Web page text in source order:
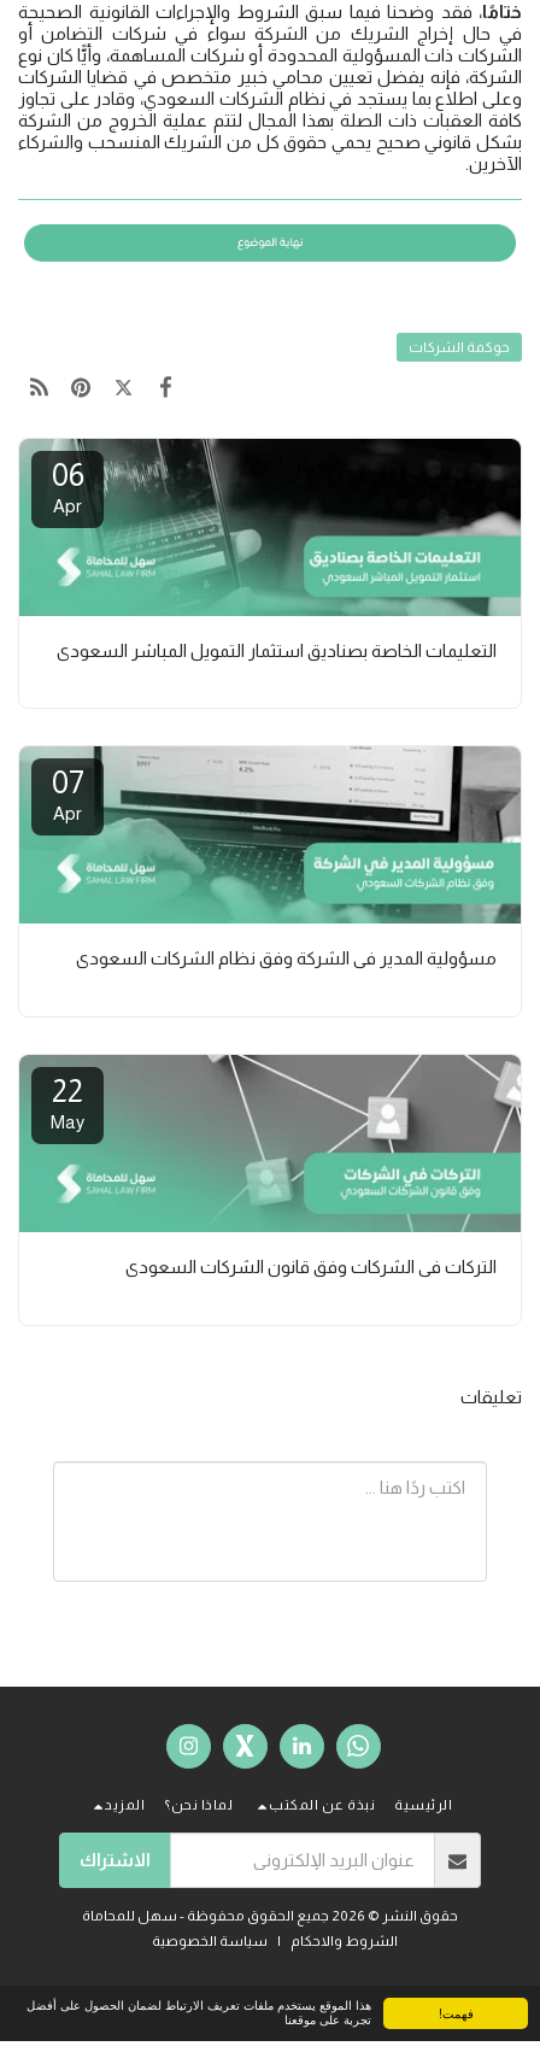
فهمت!
هذا الموقع يستخدم ملفات تعريف الارتباط لضمان الحصول على أفضل
تجربة على موقعنا
ختامًا، فقد وضحنا فيما سبق الشروط والإجراءات القانونية الصحيحة
في حال إخراج الشريك من الشركة سواء في شركات التضامن أو
الشركات ذات المسؤولية المحدودة أو شركات المساهمة، وأيًّا كان نوع
الشركة، فإنه يفضل تعيين محامي خبير متخصص في قضايا الشركات
وعلى اطلاع بما يستجد في نظام الشركات السعودي، وقادر على تجاوز
كافة العقبات ذات الصلة بهذا المجال لتتم عملية الخروج من الشركة
بشكل قانوني صحيح يحمي حقوق كل من الشريك المنسحب والشركاء
الآخرين.
حوكمة الشركات
06
Apr
التعليمات الخاصة بصناديق استثمار التمويل المباشر السعودي
07
Apr
مسؤولية المدير في الشركة وفق نظام الشركات السعودي
22
May
التركات في الشركات وفق قانون الشركات السعودي
تعليقات
الرئيسية نبذة عن المكتب لماذا نحن؟ المزيد
الاشتراك
حقوق النشر © 2026 جميع الحقوق محفوظة -
سهل للمحاماة
الشروط والاحكام
| سياسة الخصوصية